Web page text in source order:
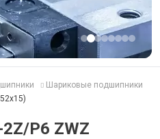
Шариковые подшипники
P6 ZWZ